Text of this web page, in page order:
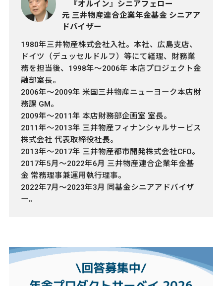
『オルイン』シニアフェロー
元 三井物産連合企業年金基金 シニアア
ドバイザー
1980年三井物産株式会社入社。本社、広島支店、
ドイツ（デュッセルドルフ）等にて経理、財務業
務を担当後、1998年～2006年 本店プロジェクト金
融部室長。
2006年～2009年 米国三井物産ニューヨーク本店財
務課 GM。
2009年～2011年 本店財務部企画室 室長。
2011年～2013年 三井物産フィナンシャルサービス
株式会社 代表取締役社長。
2013年～2017年 三井物産都市開発株式会社CFO。
2017年5月～2022年6月 三井物産連合企業年金基
金 常務理事兼運用執行理事。
2022年7月～2023年3月 同基金シニアアドバイザ
ー。